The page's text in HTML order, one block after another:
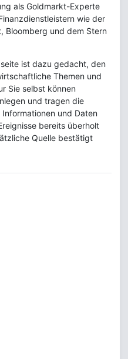
als Goldmarkt-Experte
wie der
Bloomberg und dem Stern
ist dazu gedacht, den
Themen und
Sie selbst können
und tragen die
und Daten
bereits überholt
Quelle bestätigt